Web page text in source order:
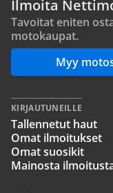
Ilmoita
Tavoitat eniten
motokaupat.
Myy
KIRJAUTUNEILLE
Tallennetut haut
Omat ilmoitukset
Omat suosikit
Mainosta